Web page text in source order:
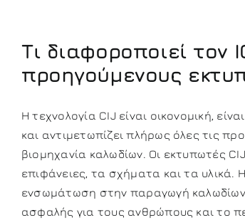
Τι διαφοροποιεί τον
προηγούμενους
Η τεχνολογία CIJ είναι οικονομική,
και αντιμετωπίζει πλήρως όλες τις
βιομηχανία καλωδίων. Οι εκτυπωτές
επιφάνειες, τα σχήματα και τα υλικά.
ενσωμάτωση στην παραγωγή καλωδίων
ασφαλής για τους ανθρώπους και το